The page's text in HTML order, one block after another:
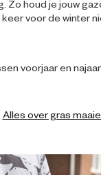
Zo houd je jouw
voor de winter
voorjaar en najaar
Alles over gras